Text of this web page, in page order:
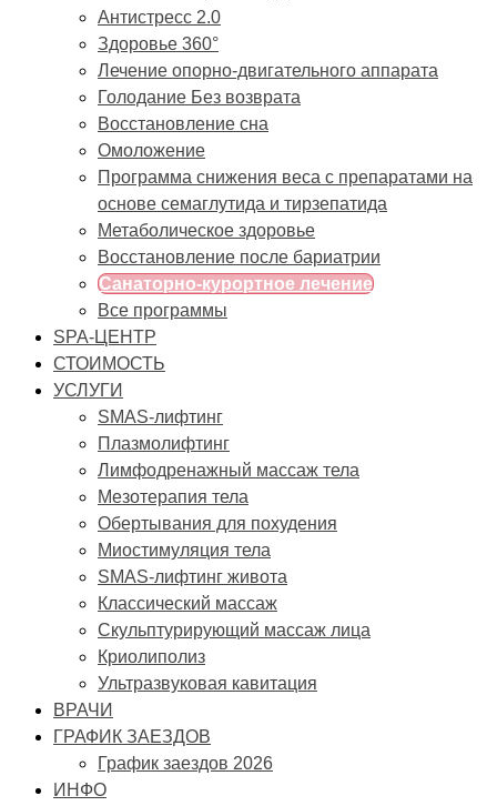
Антистресс 2.0
Здоровье 360°
Лечение опорно-двигательного аппарата
Голодание Без возврата
Восстановление сна
Омоложение
Программа снижения веса с препаратами на
основе семаглутида и тирзепатида
Метаболическое здоровье
Восстановление после бариатрии
Санаторно-курортное лечение
Все программы
SPA-ЦЕНТР
СТОИМОСТЬ
УСЛУГИ
SMAS-лифтинг
Плазмолифтинг
Лимфодренажный массаж тела
Мезотерапия тела
Обертывания для похудения
Миостимуляция тела
SMAS-лифтинг живота
Классический массаж
Скульптурирующий массаж лица
Криолиполиз
Ультразвуковая кавитация
ВРАЧИ
ГРАФИК ЗАЕЗДОВ
График заездов 2026
ИНФО